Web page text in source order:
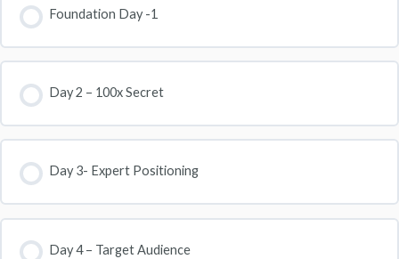
Foundation Day -1
Day 2 – 100x Secret
Day 3- Expert Positioning
Day 4 – Target Audience